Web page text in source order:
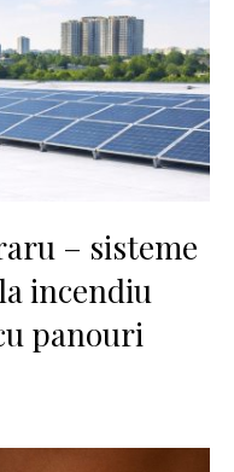
– sisteme
incendiu
panouri